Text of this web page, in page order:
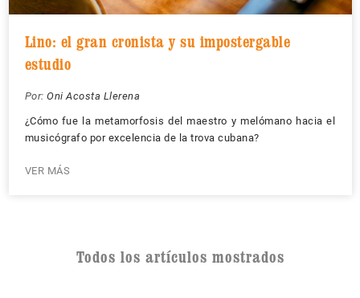
Lino: el gran cronista y su impostergable
estudio
Por: Oni Acosta Llerena
¿Cómo fue la metamorfosis del maestro y melómano hacia el
musicógrafo por excelencia de la trova cubana?
VER MÁS
Todos los artículos mostrados